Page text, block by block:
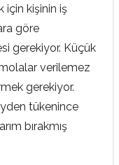
için kişinin iş
göre
gerekiyor. Küçük
verilemez
gerekiyor.
tükenince
bırakmış